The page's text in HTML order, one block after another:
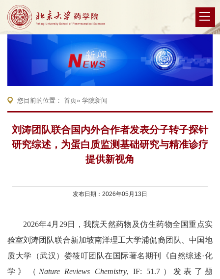
您目前的位置： 首页» 学院新闻
刘涛团队联合国内外合作者发表分子转子探针
研究综述，为蛋白质监测基础研究与精准诊疗
提供新视角
发布日期：2026年05月13日
2026年4月29日，我院天然药物及仿生药物全国重点实
验室刘涛团队联合新加坡南洋理工大学浦侃裔团队、中国地
质大学（武汉）娄筱叮团队在国际著名期刊《自然综述·化
学》（ Nature Reviews Chemistry,IF: 51.7）发表了题